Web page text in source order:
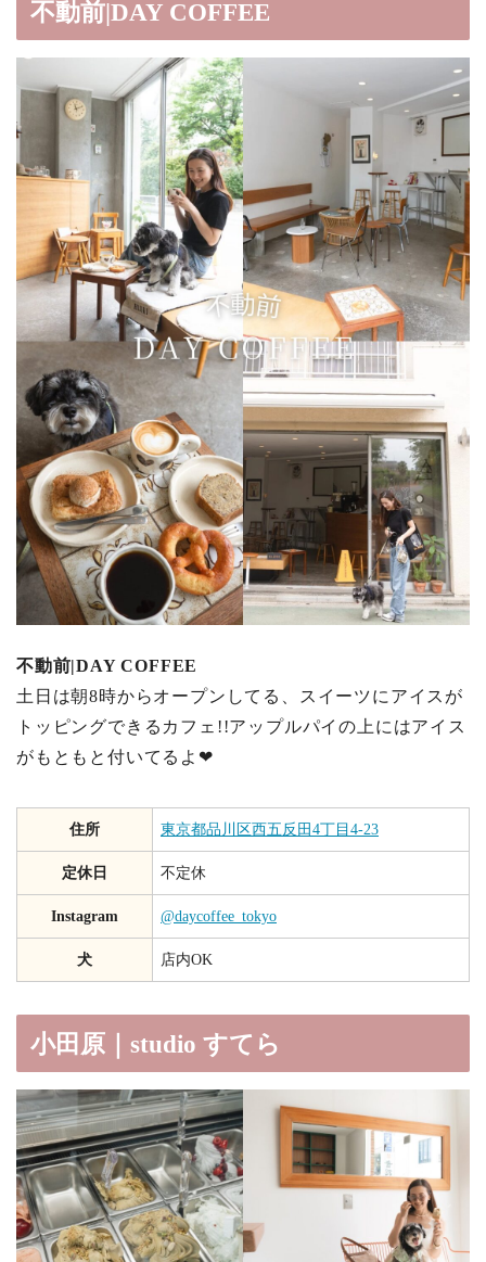
不動前|DAY COFFEE
不動前|DAY COFFEE
土日は朝8時からオープンしてる、スイーツにアイスが
トッピングできるカフェ!!アップルパイの上にはアイス
がもともと付いてるよ❤︎
住所 東京都品川区西五反田4丁目4-23
定休日 不定休
Instagram @daycoffee_tokyo
犬 店内OK
小田原｜studio すてら